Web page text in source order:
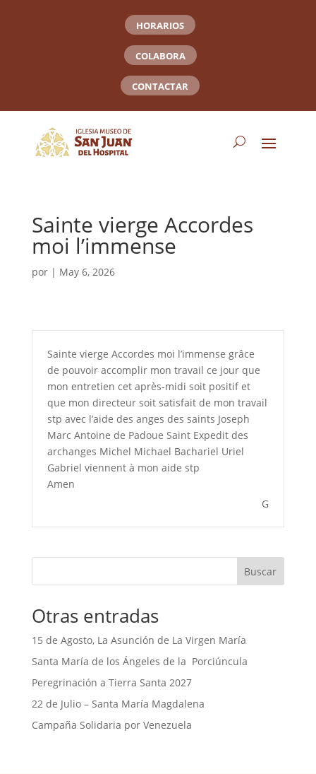
HORARIOS
COLABORA
CONTACTAR
Sainte vierge Accordes
moi l’immense
por | May 6, 2026
Sainte vierge Accordes moi l’immense grâce
de pouvoir accomplir mon travail ce jour que
mon entretien cet après-midi soit positif et
que mon directeur soit satisfait de mon travail
stp avec l’aide des anges des saints Joseph
Marc Antoine de Padoue Saint Expedit des
archanges Michel Michael Bachariel Uriel
Gabriel viennent à mon aide stp
Amen
G
Buscar
Otras entradas
15 de Agosto, La Asunción de La Virgen María
Santa María de los Ángeles de la Porciúncula
Peregrinación a Tierra Santa 2027
22 de Julio – Santa María Magdalena
Campaña Solidaria por Venezuela